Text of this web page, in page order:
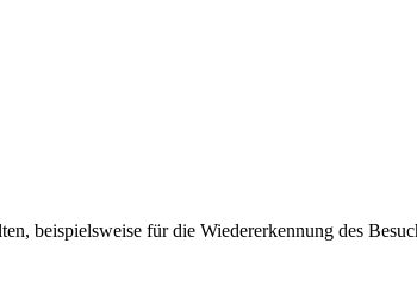
beispielsweise für die Wiedererkennung des